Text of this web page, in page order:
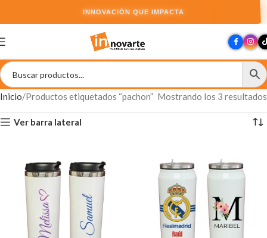
INNOVACIÓN QUE IMPACTA
Inicio Productos etiquetados “pachon” Mostrando los 3 resultados
Ver barra lateral